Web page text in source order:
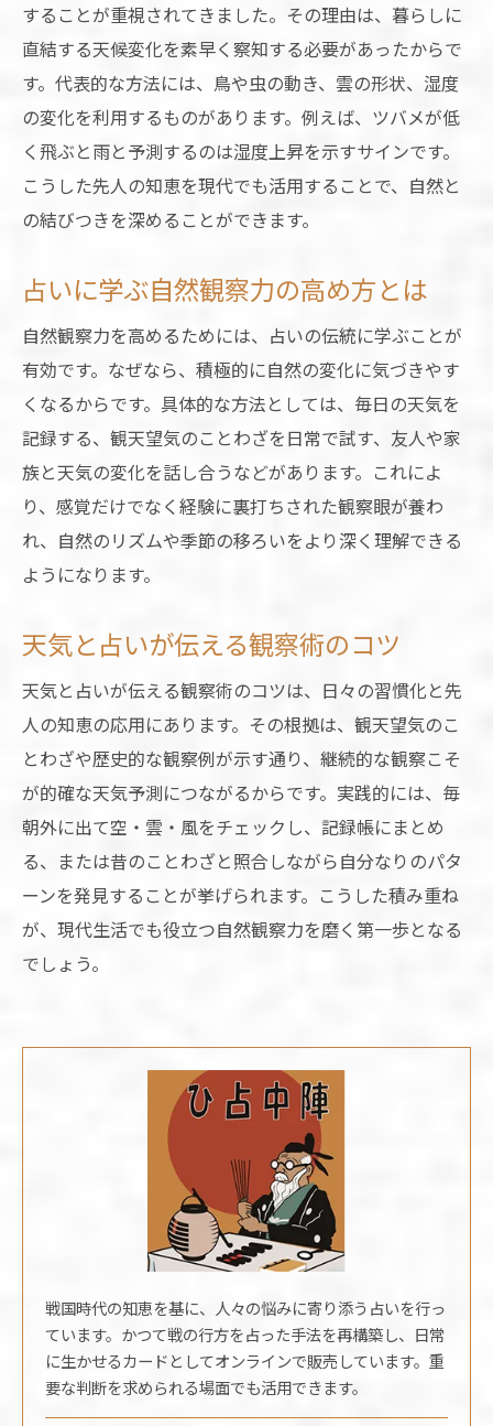
することが重視されてきました。その理由は、暮らしに
直結する天候変化を素早く察知する必要があったからで
す。代表的な方法には、鳥や虫の動き、雲の形状、湿度
の変化を利用するものがあります。例えば、ツバメが低
く飛ぶと雨と予測するのは湿度上昇を示すサインです。
こうした先人の知恵を現代でも活用することで、自然と
の結びつきを深めることができます。
占いに学ぶ自然観察力の高め方とは
自然観察力を高めるためには、占いの伝統に学ぶことが
有効です。なぜなら、積極的に自然の変化に気づきやす
くなるからです。具体的な方法としては、毎日の天気を
記録する、観天望気のことわざを日常で試す、友人や家
族と天気の変化を話し合うなどがあります。これによ
り、感覚だけでなく経験に裏打ちされた観察眼が養わ
れ、自然のリズムや季節の移ろいをより深く理解できる
ようになります。
天気と占いが伝える観察術のコツ
天気と占いが伝える観察術のコツは、日々の習慣化と先
人の知恵の応用にあります。その根拠は、観天望気のこ
とわざや歴史的な観察例が示す通り、継続的な観察こそ
が的確な天気予測につながるからです。実践的には、毎
朝外に出て空・雲・風をチェックし、記録帳にまとめ
る、または昔のことわざと照合しながら自分なりのパタ
ーンを発見することが挙げられます。こうした積み重ね
が、現代生活でも役立つ自然観察力を磨く第一歩となる
でしょう。
戦国時代の知恵を基に、人々の悩みに寄り添う占いを行っ
ています。かつて戦の行方を占った手法を再構築し、日常
に生かせるカードとしてオンラインで販売しています。重
要な判断を求められる場面でも活用できます。